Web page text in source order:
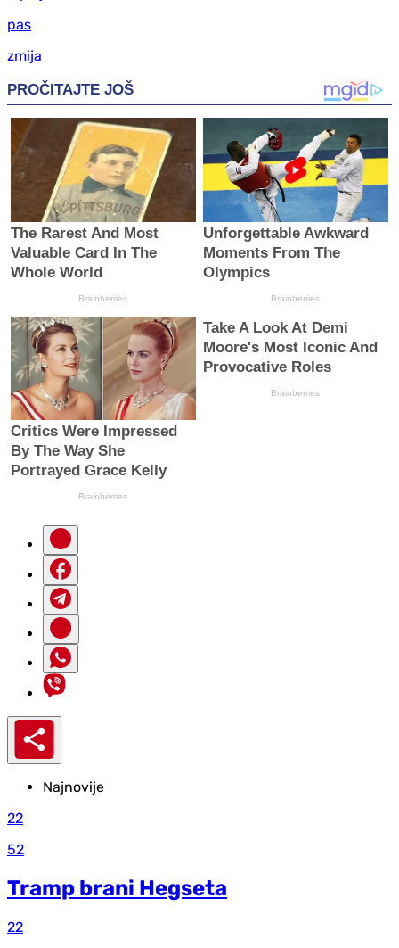
pas
zmija
Najnovije
22
52
Tramp brani Hegseta
22